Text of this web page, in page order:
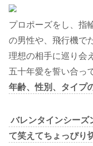
プロポーズをし、指
の男性や、飛行機で
理想の相手に巡り会
五十年愛を誓い合っ
年齢、性別、タイプ
バレンタインシーズ
て笑えてちょっぴり